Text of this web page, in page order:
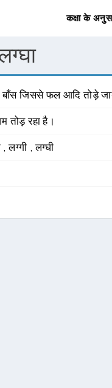
कक्षा के
बाँस जिससे फल आदि तोड़े
तोड़ रहा है।
,लग्गी ,लग्घी